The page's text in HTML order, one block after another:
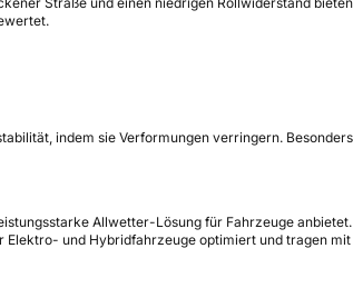
indem sie Verformungen verringern.
Allwetter-Lösung für Fahrzeuge
und Hybridfahrzeuge optimiert und tragen